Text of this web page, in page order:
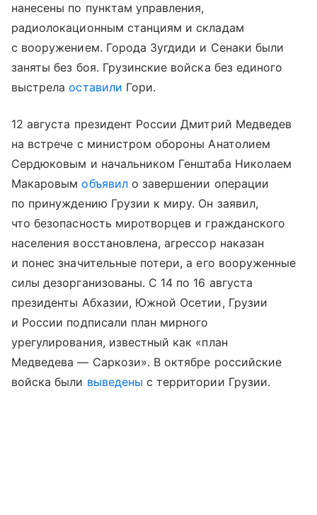
нанесены по пунктам управления,
радиолокационным станциям и складам
с вооружением. Города Зугдиди и Сенаки были
заняты без боя. Грузинские войска без единого
выстрелаоставили Гори.
12 августа президент России Дмитрий Медведев
на встрече с министром обороны Анатолием
Сердюковым и начальником Генштаба Николаем
Макаровымобъявило завершении операции
по принуждению Грузии к миру. Он заявил,
что безопасность миротворцев и гражданского
населения восстановлена, агрессор наказан
и понес значительные потери, а его вооруженные
силы дезорганизованы. С 14 по 16 августа
президенты Абхазии, Южной Осетии, Грузии
и России подписали план мирного
урегулирования, известный как «план
Медведева — Саркози». В октябре российские
войска были выведены с территории Грузии.